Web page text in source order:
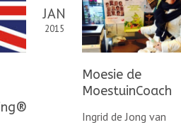
JAN
2015
Moesie de
MoestuinCoach
Ingrid de Jong van